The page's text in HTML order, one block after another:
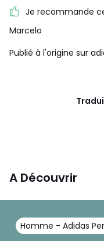
Je recommande
Marcelo
Publié à l'origine sur
A Découvrir
Homme - Adidas